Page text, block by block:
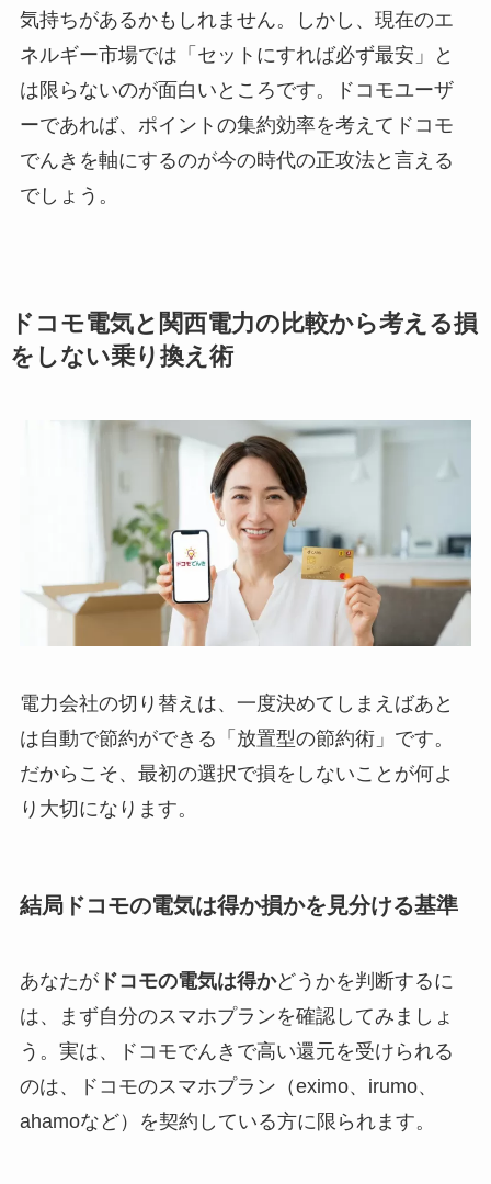
気持ちがあるかもしれません。しかし、現在のエ
ネルギー市場では「セットにすれば必ず最安」と
は限らないのが面白いところです。ドコモユーザ
ーであれば、ポイントの集約効率を考えてドコモ
でんきを軸にするのが今の時代の正攻法と言える
でしょう。
ドコモ電気と関西電力の比較から考える損
をしない乗り換え術
電力会社の切り替えは、一度決めてしまえばあと
は自動で節約ができる「放置型の節約術」です。
だからこそ、最初の選択で損をしないことが何よ
り大切になります。
結局ドコモの電気は得か損かを見分ける基準
あなたがドコモの電気は得かどうかを判断するに
は、まず自分のスマホプランを確認してみましょ
う。実は、ドコモでんきで高い還元を受けられる
のは、ドコモのスマホプラン（eximo、irumo、
ahamoなど）を契約している方に限られます。